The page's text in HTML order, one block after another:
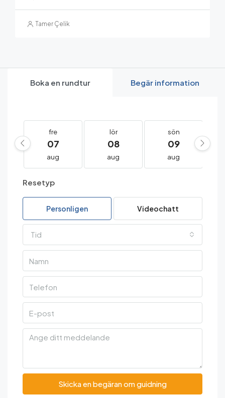
Tamer Çelik
Boka en rundtur Begär information
fre
07
aug
lör
08
aug
sön
09
aug
Resetyp
Personligen Videochatt
Tid
Skicka en begäran om guidning